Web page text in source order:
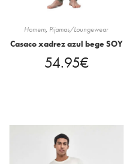
Homem, Pijamas/Loungewear
Casaco xadrez azul bege SOY
54.95€